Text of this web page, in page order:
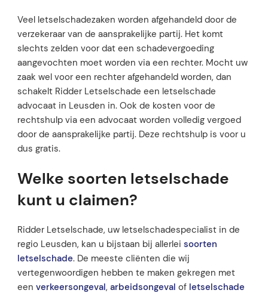
Veel letselschadezaken worden afgehandeld door de
verzekeraar van de aansprakelijke partij. Het komt
slechts zelden voor dat een schadevergoeding
aangevochten moet worden via een rechter. Mocht uw
zaak wel voor een rechter afgehandeld worden, dan
schakelt Ridder Letselschade een letselschade
advocaat in Leusden in. Ook de kosten voor de
rechtshulp via een advocaat worden volledig vergoed
door de aansprakelijke partij. Deze rechtshulp is voor u
dus gratis.
Welke soorten letselschade
kunt u claimen?
Ridder Letselschade, uw letselschadespecialist in de
regio Leusden, kan u bijstaan bij allerlei soorten
letselschade. De meeste cliënten die wij
vertegenwoordigen hebben te maken gekregen met
een verkeersongeval, arbeidsongeval of letselschade